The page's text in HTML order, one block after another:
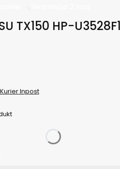
TX150 HP-
Inpost